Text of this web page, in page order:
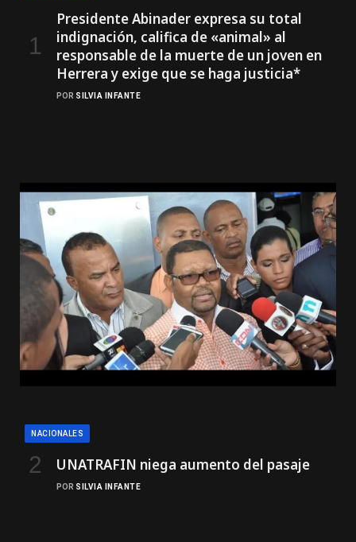
Presidente Abinader expresa su total
indignación, califica de «animal» al
responsable de la muerte de un joven en
Herrera y exige que se haga justicia*
POR SILVIA INFANTE
NACIONALES
UNATRAFIN niega aumento del pasaje
POR SILVIA INFANTE